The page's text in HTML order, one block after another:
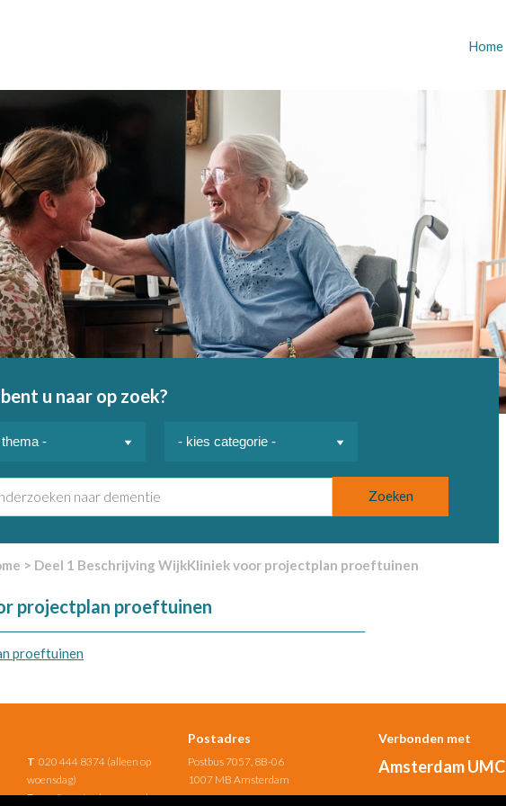
Home
u naar op zoek?
> Deel 1 Beschrijving WijkKliniek voor projectplan proeftuinen
projectplan proeftuinen
proeftuinen
T 020 444 8374 (alleen op
woensdag)
E uno@amsterdamumc.nl
Postadres
Postbus 7057, 8B-06
1007 MB Amsterdam
Verbonden met
Amsterdam UMC